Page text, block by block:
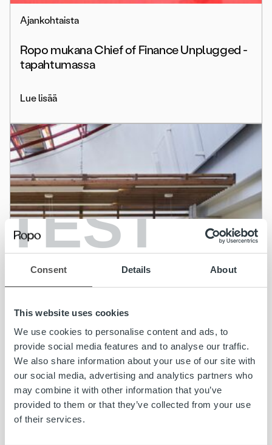
TEST
Consent Details About
This website uses cookies
We use cookies to personalise content and ads, to
provide social media features and to analyse our traffic.
We also share information about your use of our site with
our social media, advertising and analytics partners who
may combine it with other information that you’ve
provided to them or that they’ve collected from your use
of their services.
Ajankohtaista
Ropo mukana Chief of Finance Unplugged -
tapahtumassa
Lue lisää
Uncategorized
Ropon markkina-asema terveyspalveluissa